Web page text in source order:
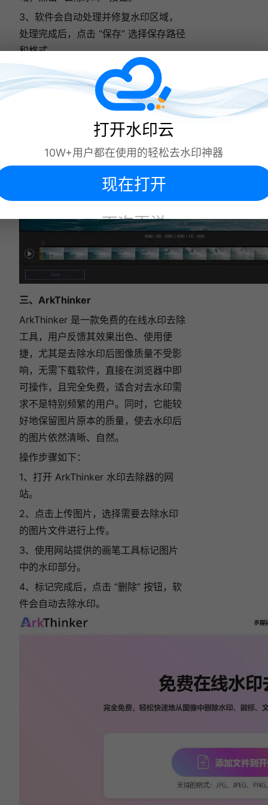
3、软件会自动处理并修复水印区域，
处理完成后，点击 “保存” 选择保存路径
和格式。
三、ArkThinker
ArkThinker 是一款免费的在线水印去除
工具，用户反馈其效果出色、使用便
捷，尤其是去除水印后图像质量不受影
响， 无需下载软件，直接在浏览器中即
可操作，且完全免费，适合对去水印需
求不是特别频繁的用户。同时，它能较
好地保留图片原本的质量，使去水印后
的图片依然清晰、自然。
操作步骤如下：
1、打开 ArkThinker 水印去除器的网
站。
2、点击上传图片，选择需要去除水印
的图片文件进行上传。
3、使用网站提供的画笔工具标记图片
中的水印部分。
4、标记完成后，点击 “删除” 按钮，软
件会自动去除水印。
打开水印云
10W+用户都在使用的轻松去水印神器
现在打开
下次再说